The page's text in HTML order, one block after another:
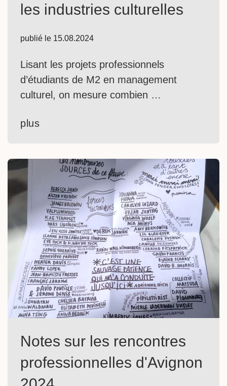
les industries culturelles
publié le 15.08.2024
Lisant les projets professionnels
d’étudiants de M2 en management
culturel, on mesure combien …
plus
Notes sur les rencontres
professionnelles d'Avignon